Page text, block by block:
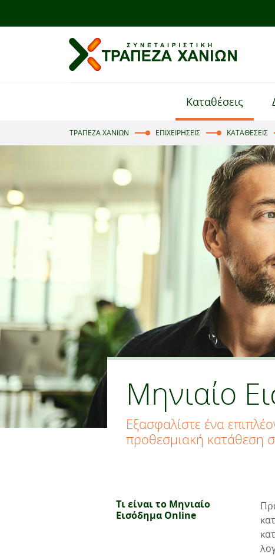
Καταθέσεις
ΤΡΑΠΕΖΑ ΧΑΝΙΩΝ ΕΠΙΧΕΙΡΗΣΕΙΣ ΚΑΤΑΘΕΣΕΙΣ
Μηνιαίο
Εξασφαλίστε ένα
προθεσμιακή κατάθεση
Τι είναι το Μηνιαίο
Εισόδημα Online